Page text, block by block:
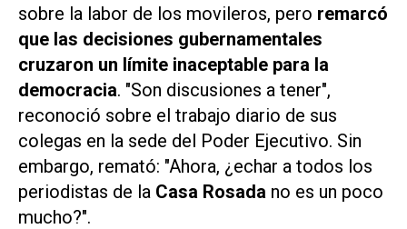
sobre la labor de los movileros, pero remarcó
que las decisiones gubernamentales
cruzaron un límite inaceptable para la
democracia. "Son discusiones a tener",
reconoció sobre el trabajo diario de sus
colegas en la sede del Poder Ejecutivo. Sin
embargo, remató: "Ahora, ¿echar a todos los
periodistas de la Casa Rosada no es un poco
mucho?".